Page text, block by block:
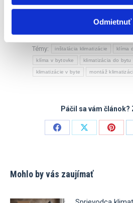
Odmietnuť
Témy: inštalácia klimatizácie klíma
klíma v bytovke klimatizácia do bytu
klimatizácie v byte montáž
Páčil sa vám
Share
Share
Share
Mohlo by vás zaujímať